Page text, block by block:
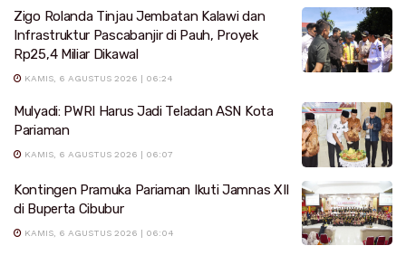
Zigo Rolanda Tinjau Jembatan Kalawi dan
Infrastruktur Pascabanjir di Pauh, Proyek
Rp25,4 Miliar Dikawal
KAMIS, 6 AGUSTUS 2026 | 06:24
Mulyadi: PWRI Harus Jadi Teladan ASN Kota
Pariaman
KAMIS, 6 AGUSTUS 2026 | 06:07
Kontingen Pramuka Pariaman Ikuti Jamnas XII
di Buperta Cibubur
KAMIS, 6 AGUSTUS 2026 | 06:04